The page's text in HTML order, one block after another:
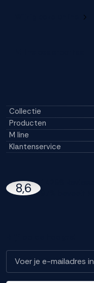
Collectie
Producten
M line
Klantenservice
8,6